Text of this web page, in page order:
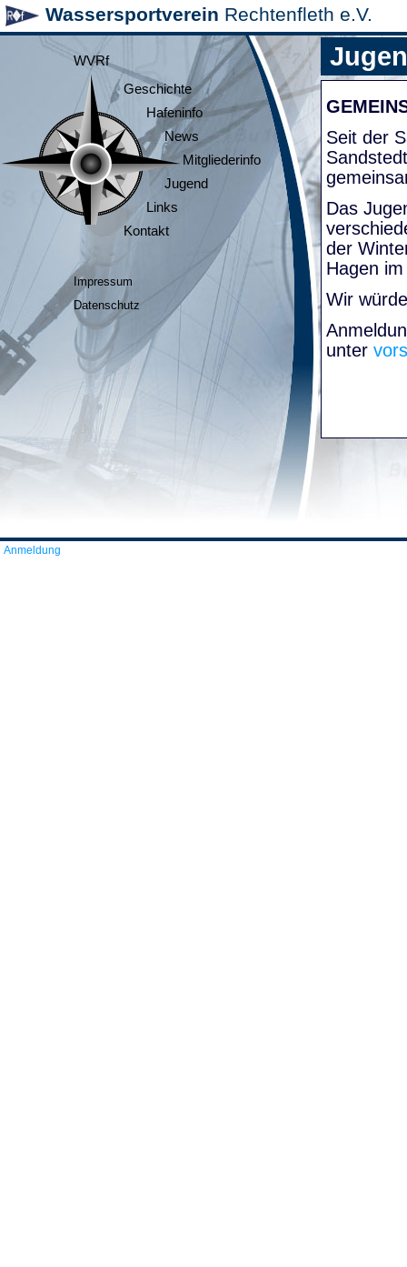
Wassersportverein Rechtenfleth e.V.
WVRf
Geschichte
Hafeninfo
News
Mitgliederinfo
Jugend
Links
Kontakt
Impressum
Datenschutz
Seit der
Das
der
Hagen
Wir
unter
Anmeldung